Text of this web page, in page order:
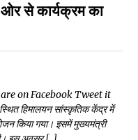
ओर से कार्यक्रम का
on Facebook Tweet it
हिमालयन सांस्कृतिक केंद्र में
किया गया। इसमें मुख्यमंत्री